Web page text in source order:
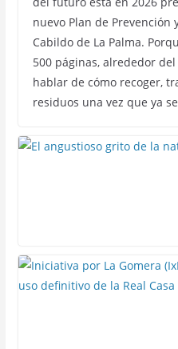
nuevo Plan de Prevención
Cabildo de La Palma.
500 páginas, alrededor
hablar de cómo recoger,
residuos una vez que ya